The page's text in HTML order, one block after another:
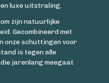
luxe uitstraling.
zijn natuurlijke
Gecombineerd met
onze schuttingen voor
is tegen alle
jarenlang meegaat